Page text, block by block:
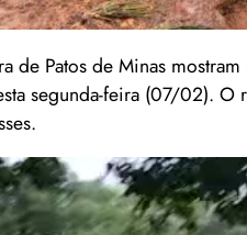
de Patos de Minas
segunda-feira (07/02).